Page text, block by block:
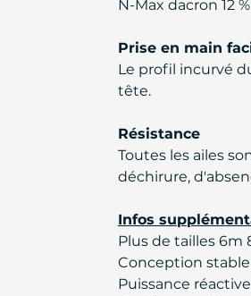
N-Max dacron 12
Prise en main
Le profil incurvé
tête.
Résistance
Toutes les ailes
déchirure,
Infos
Plus de tailles 6m
Conception
Puissance